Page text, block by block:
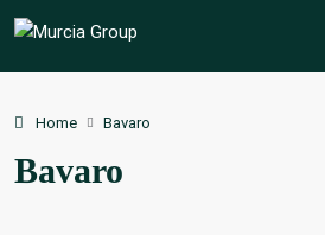
Home Bavaro
Bavaro